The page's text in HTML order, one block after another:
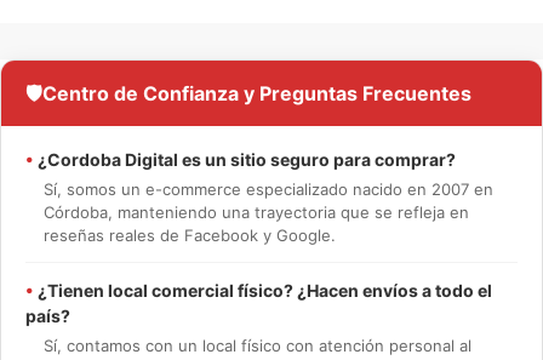
🛡️Centro de Confianza y Preguntas Frecuentes
• ¿Cordoba Digital es un sitio seguro para comprar?
Sí, somos un e-commerce especializado nacido en 2007 en
Córdoba, manteniendo una trayectoria que se refleja en
reseñas reales de Facebook y Google.
• ¿Tienen local comercial físico? ¿Hacen envíos a todo el
país?
Sí, contamos con un local físico con atención personal al